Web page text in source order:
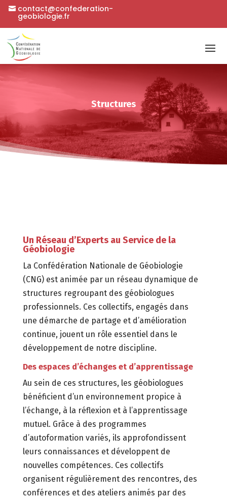
contact@confederation-
geobiologie.fr
Structures
Un Réseau d’Experts au Service de la
Géobiologie
La Confédération Nationale de Géobiologie
(CNG) est animée par un réseau dynamique de
structures regroupant des géobiologues
professionnels. Ces collectifs, engagés dans
une démarche de partage et d’amélioration
continue, jouent un rôle essentiel dans le
développement de notre discipline.
Des espaces d’échanges et d’apprentissage
Au sein de ces structures, les géobiologues
bénéficient d’un environnement propice à
l’échange, à la réflexion et à l’apprentissage
mutuel. Grâce à des programmes
d’autoformation variés, ils approfondissent
leurs connaissances et développent de
nouvelles compétences. Ces collectifs
organisent régulièrement des rencontres, des
conférences et des ateliers animés par des